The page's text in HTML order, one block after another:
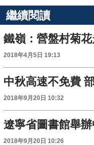
繼續閱讀
鐵嶺：營盤村菊
2018年4月5日 19:13
中秋高速不免費
2018年9月20日 10:32
遼寧省圖書館舉
2018年9月20日 10:26